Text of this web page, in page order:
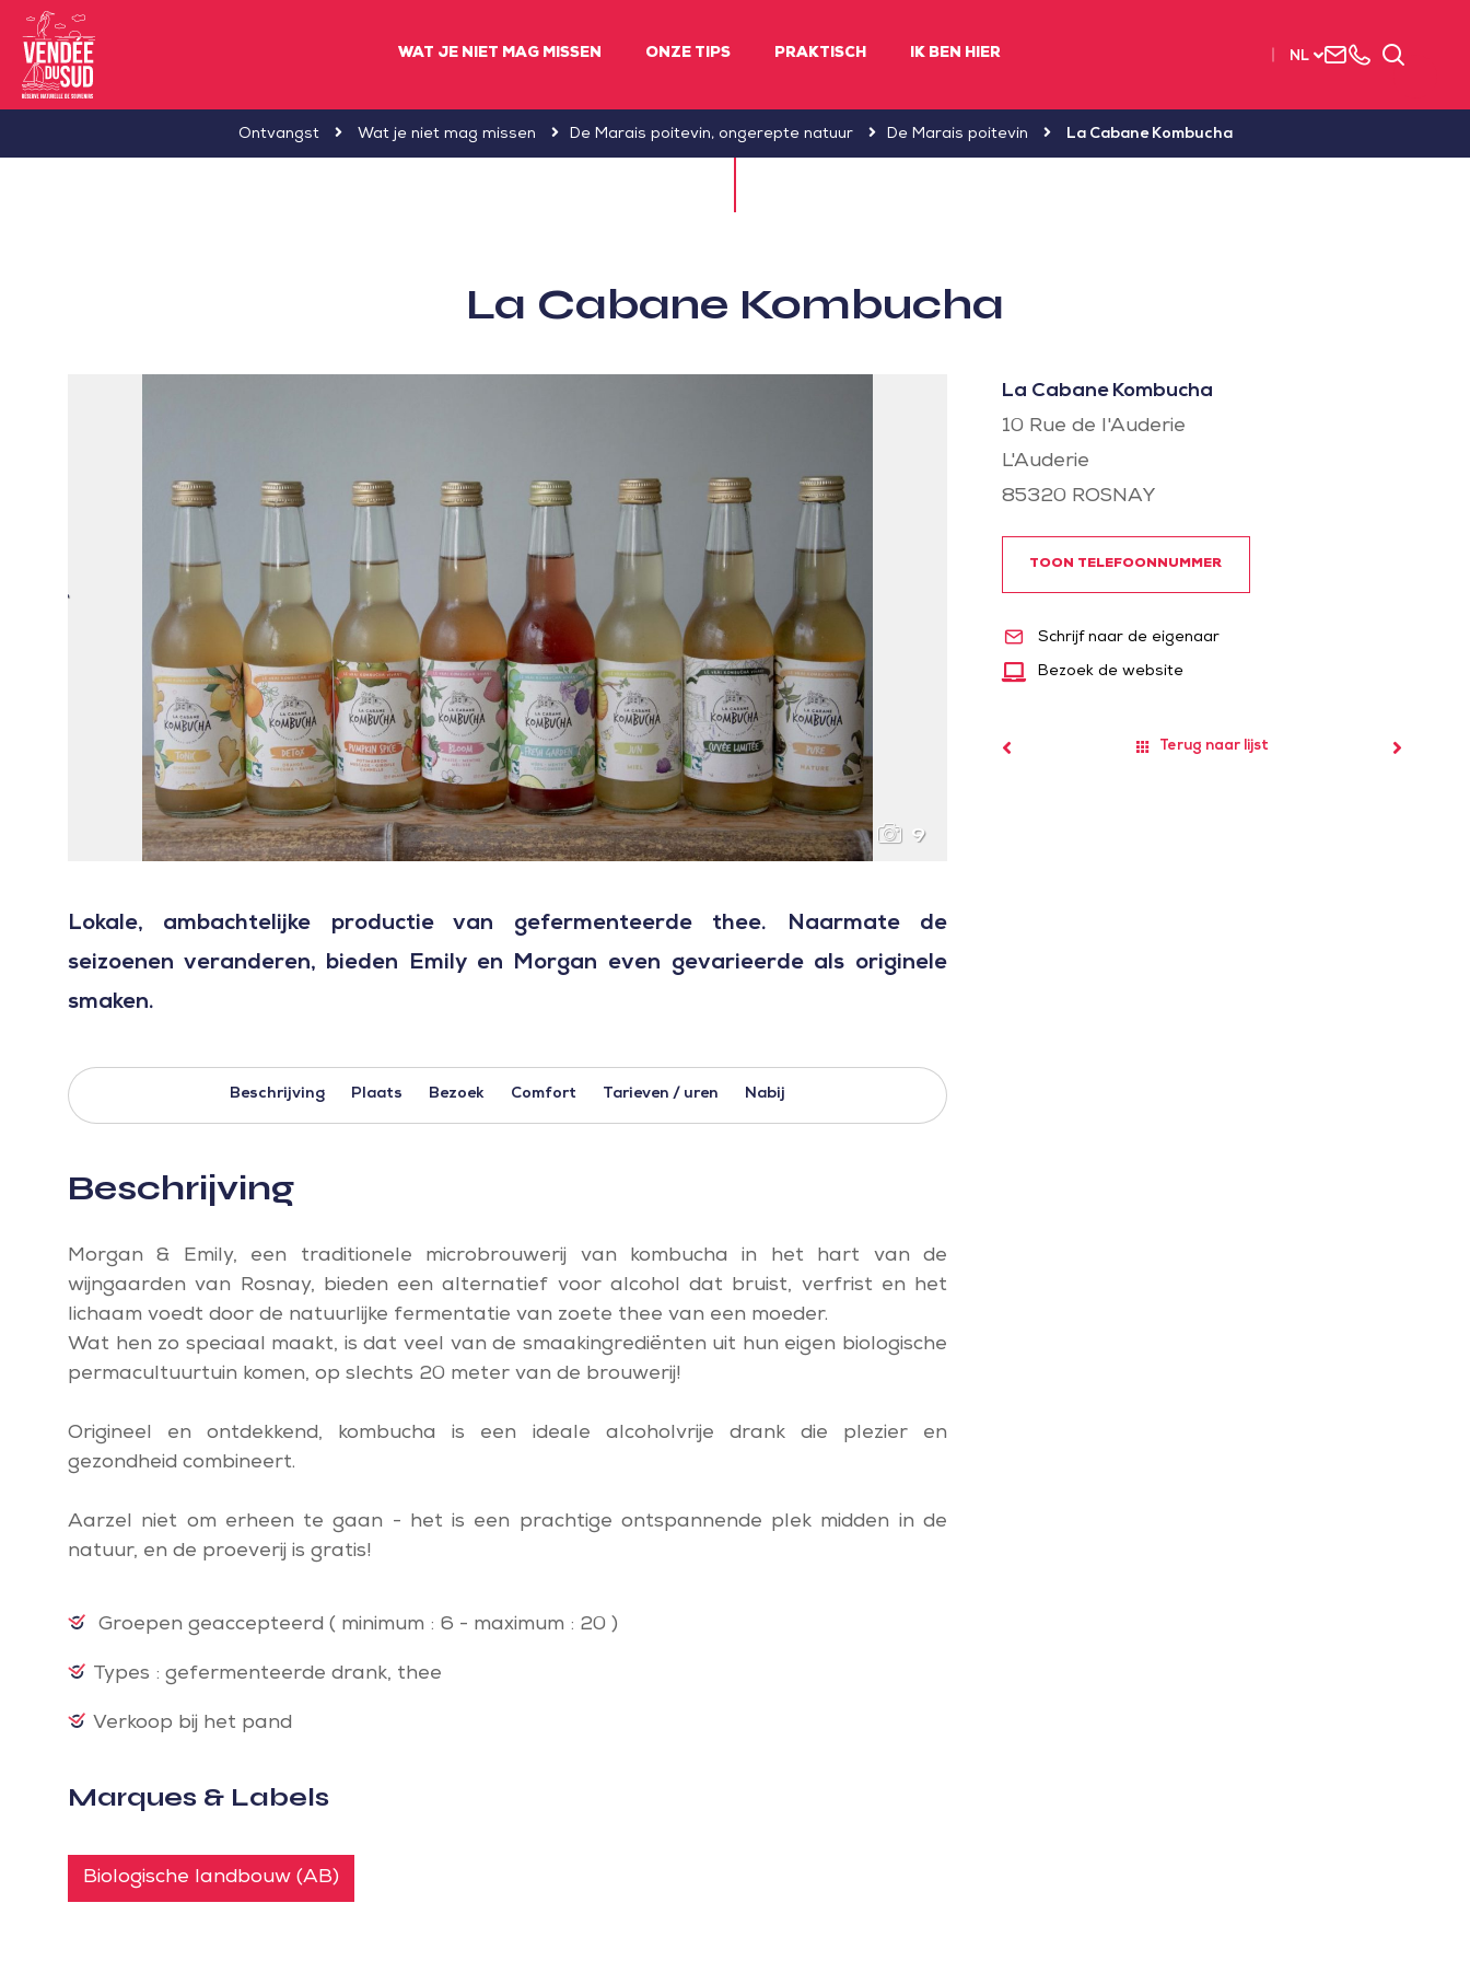
Sud
WAT JE NIET MAG MISSEN ONZE TIPS PRAKTISCH IK BEN HIER NL
Neem
003Zoeken
Ontvangst Wat je niet mag missen De Marais poitevin, ongerepte natuur De Marais poitevin La Cabane Kombucha
La Cabane Kombucha
9
Lokale, ambachtelijke productie van gefermenteerde thee. Naarmate de
seizoenen veranderen, bieden Emily en Morgan even gevarieerde als originele
smaken.
Beschrijving Plaats Bezoek Comfort Tarieven / uren Nabij
Beschrijving
Morgan & Emily, een traditionele microbrouwerij van kombucha in het hart van de
wijngaarden van Rosnay, bieden een alternatief voor alcohol dat bruist, verfrist en het
lichaam voedt door de natuurlijke fermentatie van zoete thee van een moeder.
Wat hen zo speciaal maakt, is dat veel van de smaakingrediënten uit hun eigen biologische
permacultuurtuin komen, op slechts 20 meter van de brouwerij!
Origineel en ontdekkend, kombucha is een ideale alcoholvrije drank die plezier en
gezondheid combineert.
Aarzel niet om erheen te gaan - het is een prachtige ontspannende plek midden in de
natuur, en de proeverij is gratis!
Groepen geaccepteerd ( minimum : 6 - maximum : 20 )
Types : gefermenteerde drank, thee
Verkoop bij het pand
Marques & Labels
Biologische landbouw (AB)
La Cabane Kombucha
10 Rue de l'Auderie
L'Auderie
85320 ROSNAY
TOON TELEFOONNUMMER
Schrijf naar de eigenaar
Bezoek de website
Terug naar lijst